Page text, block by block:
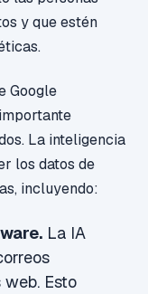
y que estén
Google
La inteligencia
los datos de
incluyendo:
La IA
Esto